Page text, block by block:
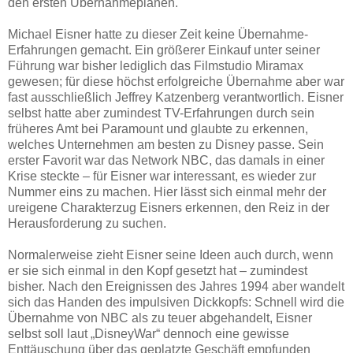
den ersten Übernahmeplänen.
Michael Eisner hatte zu dieser Zeit keine Übernahme-
Erfahrungen gemacht. Ein größerer Einkauf unter seiner
Führung war bisher lediglich das Filmstudio Miramax
gewesen; für diese höchst erfolgreiche Übernahme aber war
fast ausschließlich Jeffrey Katzenberg verantwortlich. Eisner
selbst hatte aber zumindest TV-Erfahrungen durch sein
früheres Amt bei Paramount und glaubte zu erkennen,
welches Unternehmen am besten zu Disney passe. Sein
erster Favorit war das Network NBC, das damals in einer
Krise steckte – für Eisner war interessant, es wieder zur
Nummer eins zu machen. Hier lässt sich einmal mehr der
ureigene Charakterzug Eisners erkennen, den Reiz in der
Herausforderung zu suchen.
Normalerweise zieht Eisner seine Ideen auch durch, wenn
er sie sich einmal in den Kopf gesetzt hat – zumindest
bisher. Nach den Ereignissen des Jahres 1994 aber wandelt
sich das Handen des impulsiven Dickkopfs: Schnell wird die
Übernahme von NBC als zu teuer abgehandelt, Eisner
selbst soll laut „DisneyWar“ dennoch eine gewisse
Enttäuschung über das geplatzte Geschäft empfunden